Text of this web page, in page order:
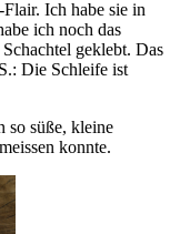
Ich habe sie in
ich noch das
geklebt. Das
Die Schleife ist
so süße, kleine
konnte.